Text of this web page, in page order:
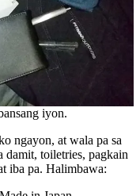
iyon.
ngayon, at wala pa sa
damit, toiletries, pagkain
iba pa. Halimbawa: